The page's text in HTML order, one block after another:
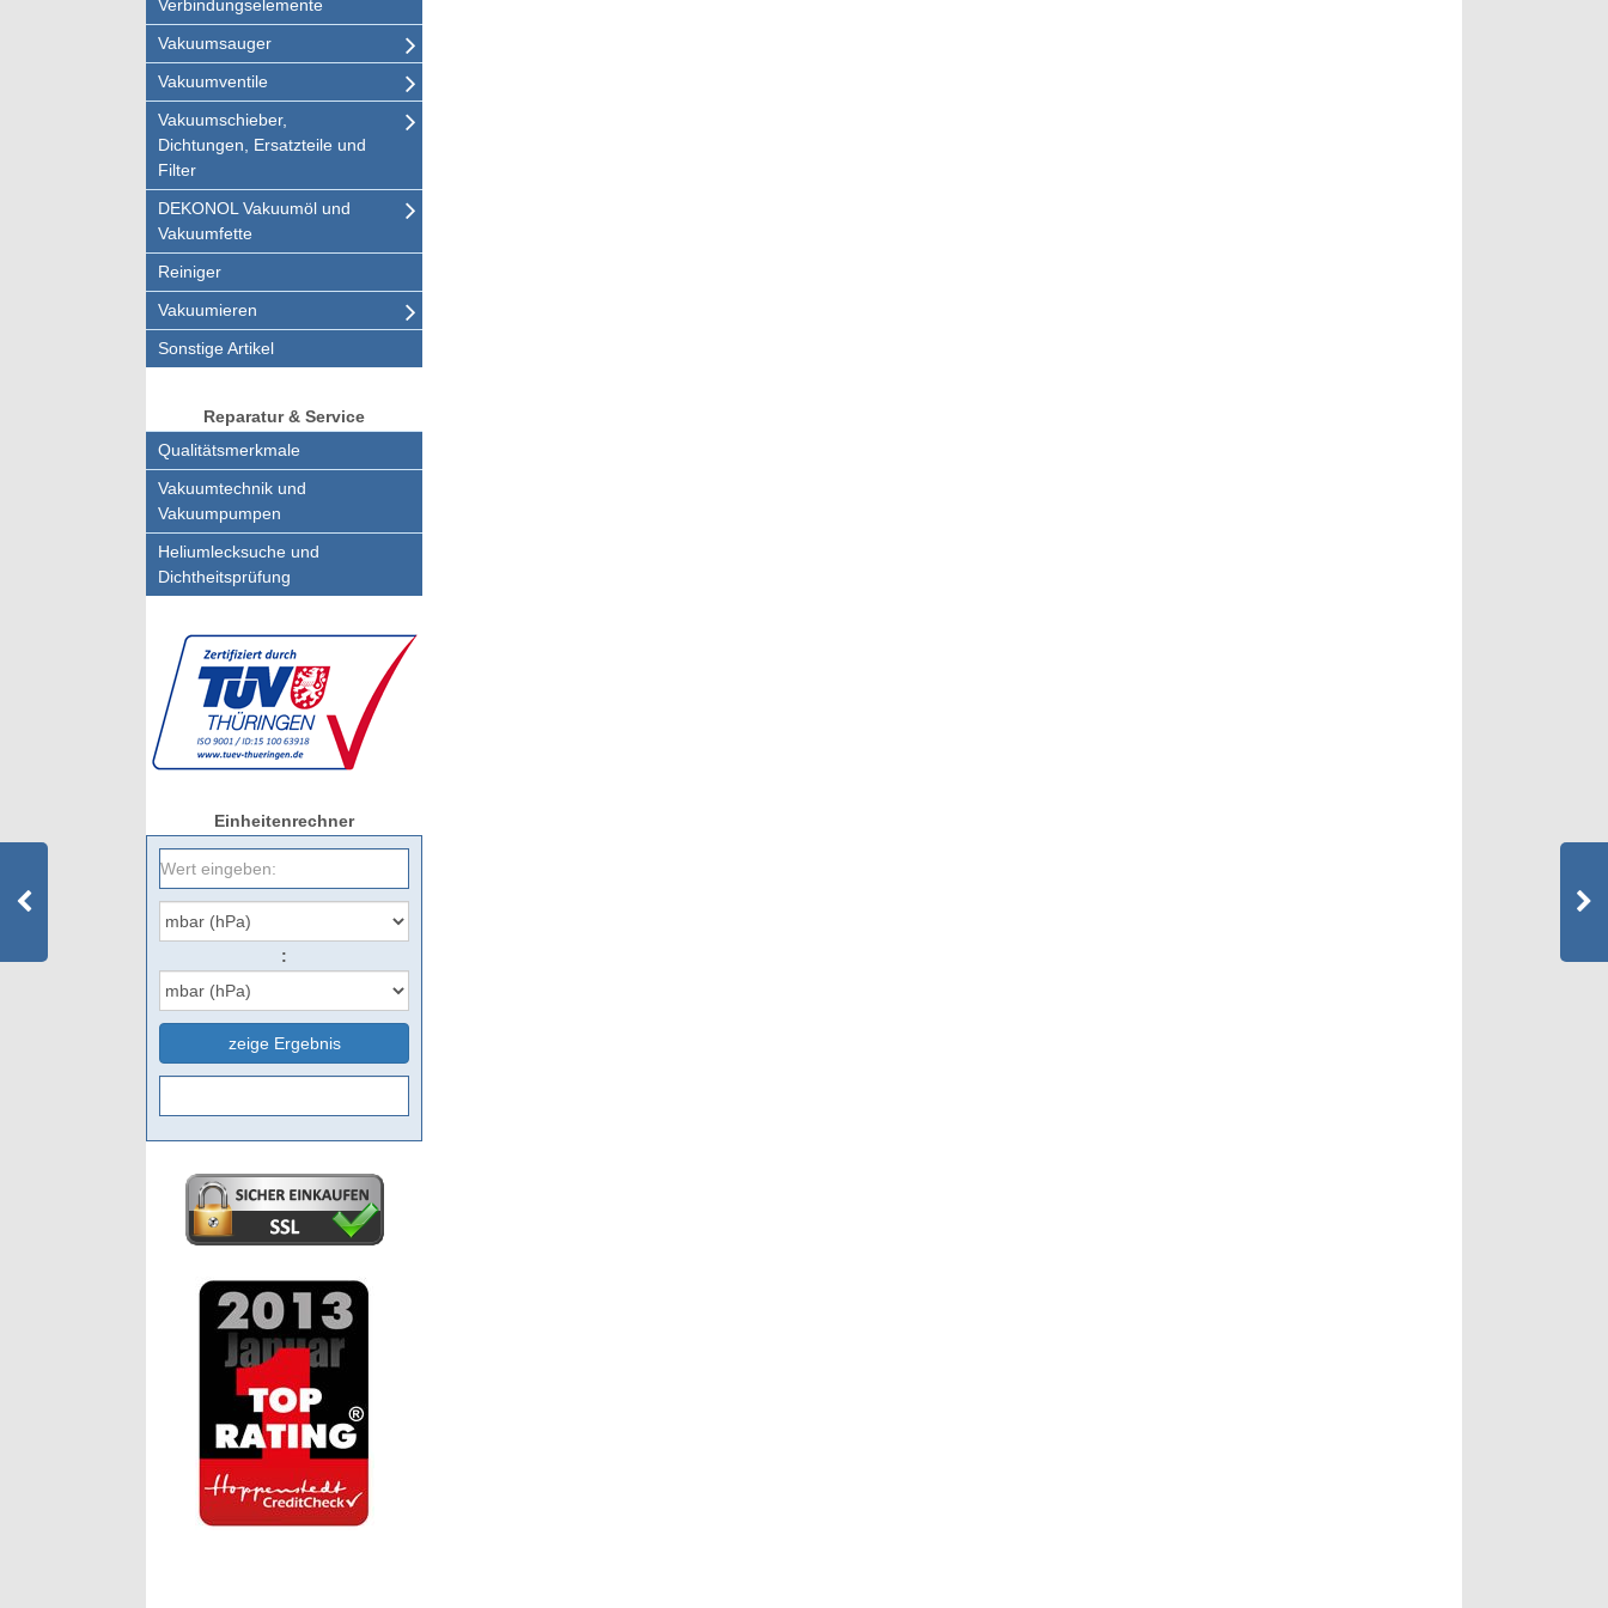
Verbindungselemente
Vakuumsauger
Vakuumventile
Vakuumschieber,
Dichtungen, Ersatzteile und
Filter
DEKONOL Vakuumöl und
Vakuumfette
Reiniger
Vakuumieren
Sonstige Artikel
Reparatur & Service
Qualitätsmerkmale
Vakuumtechnik und
Vakuumpumpen
Heliumlecksuche und
Dichtheitsprüfung
Einheitenrechner
:
zeige Ergebnis